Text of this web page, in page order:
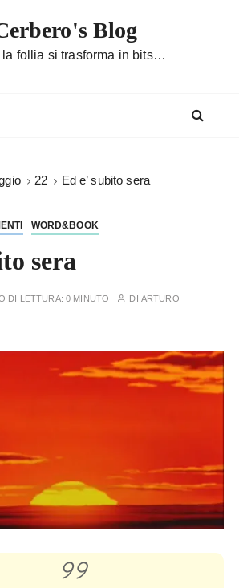
Blog
la follia si trasforma in bits…
22 Ed e’ subito sera
WORD&BOOK
sera
DI LETTURA: 0 MINUTO DI ARTURO